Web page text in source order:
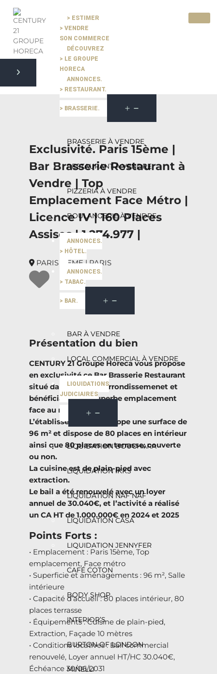
> ESTIMER
> VENDRE
SON COMMERCE
DÉCOUVREZ
> LE GROUPE
HORECA
ANNONCES.
> RESTAURANT.
> BRASSERIE.
BRASSERIE À VENDRE
RESTAURANT À VENDRE
PIZZERIA À VENDRE
BOULANGERIE À VENDRE
ANNONCES.
> HÔTEL.
ANNONCES.
> TABAC.
> BAR.
BAR À VENDRE
LOCAL COMMERCIAL À VENDRE
LIQUIDATIONS
JUDICIAIRES
LIQUIDATION BOUCHARA
LIQUIDATION IKKS
LIQUIDATION NAF NAF
LIQUIDATION CASA
LIQUIDATION JENNYFER
CAFÉ COTON
BODY SHOP
INTERIOR’S
BURTON OF LONDON
MINELLI
Pause slide rotation
Resume slide rotation
Previous slide
Exclusivité. Paris 15ème |
Bar Brasserie Restaurant à
Vendre | Top
Emplacement Face Métro |
Licence IV | 160 Places
Assises | 1.274.977 |
PARIS 15EME | PARIS
Présentation du bien
CENTURY 21 Groupe Horeca vous propose
en exclusivité ce Bar Brasserie Restaurant
situé dans le 15ème arrondissemenet et
bénéficiant d’un superbe emplacement
face au métro.
L’établissement développe une surface de
96 m² et dispose de 80 places en intérieur
ainsi que 80 places en terrasse, couverte
ou non.
La cuisine est de plain-pied avec
extraction.
Le bail a été renouvelé avec un loyer
annuel de 30.040€, et l’activité a réalisé
un CA HT de 1.000.000€ en 2024 et 2025
Points Forts :
• Emplacement : Paris 15ème, Top
emplacement, Face métro
• Superficie et aménagements : 96 m², Salle
intérieure
• Capacité d’accueil : 80 places intérieur, 80
places terrasse
• Équipements : Cuisine de plain-pied,
Extraction, Façade 10 mètres
• Conditions locatives : Bail commercial
renouvelé, Loyer annuel HT/HC 30.040€,
Échéance 30/06/2031